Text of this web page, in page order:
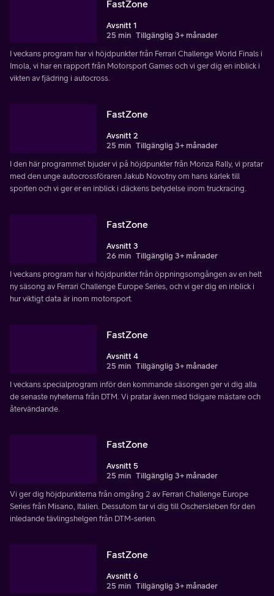
FastZone
Avsnitt 1
25 min Tillgänglig 3+ månader
I veckans program har vi höjdpunkter från Ferrari Challenge World Finals i
Imola, vi har en rapport från Motorsport Games och vi ger dig en inblick i
vikten av fjädring i autocross.
FastZone
Avsnitt 2
25 min Tillgänglig 3+ månader
I den här programmet bjuder vi på höjdpunkter från Monza Rally, vi pratar
med den unge autocrossföraren Jakub Novotny om hans kärlek till
sporten och vi ger er en inblick i däckens betydelse inom truckracing.
FastZone
Avsnitt 3
26 min Tillgänglig 3+ månader
I veckans program har vi höjdpunkter från öppningsomgången av en helt
ny säsong av Ferrari Challenge Europe Series, och vi ger dig en inblick i
hur viktigt data är inom motorsport.
FastZone
Avsnitt 4
25 min Tillgänglig 3+ månader
I veckans specialprogram inför den kommande säsongen ger vi dig alla
de senaste nyheterna från DTM. Vi pratar även med tidigare mästare och
återvändande.
FastZone
Avsnitt 5
25 min Tillgänglig 3+ månader
Vi ger dig höjdpunkterna från omgång 2 av Ferrari Challenge Europe
Series från Misano, Italien. Dessutom tar vi dig till Oschersleben för den
inledande tävlingshelgen från DTM-serien.
FastZone
Avsnitt 6
25 min Tillgänglig 3+ månader